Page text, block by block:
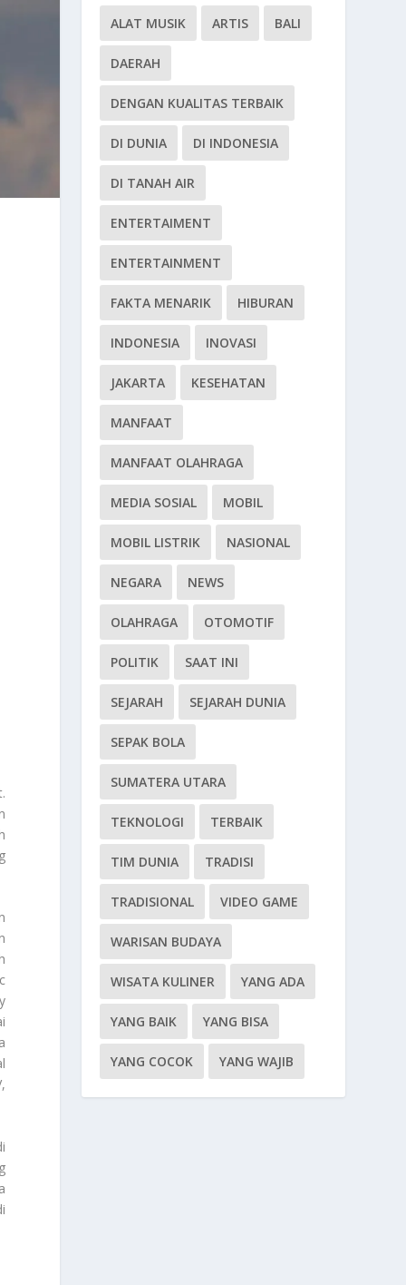
ALAT MUSIK ARTIS BALI
DAERAH
DENGAN KUALITAS TERBAIK
DI DUNIA DI INDONESIA
DI TANAH AIR
ENTERTAIMENT
ENTERTAINMENT
FAKTA MENARIK HIBURAN
INDONESIA INOVASI
JAKARTA KESEHATAN
MANFAAT
MANFAAT OLAHRAGA
MEDIA SOSIAL MOBIL
MOBIL LISTRIK NASIONAL
NEGARA NEWS
OLAHRAGA OTOMOTIF
POLITIK SAAT INI
SEJARAH SEJARAH DUNIA
SEPAK BOLA
SUMATERA UTARA
TEKNOLOGI TERBAIK
TIM DUNIA TRADISI
TRADISIONAL VIDEO GAME
WARISAN BUDAYA
WISATA KULINER YANG ADA
YANG BAIK YANG BISA
YANG COCOK YANG WAJIB